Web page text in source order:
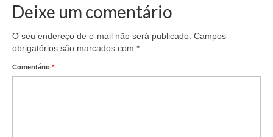
EMPRESAS
Boletos
Deixe um comentário
O seu endereço de e-mail não será publicado. Campos
obrigatórios são marcados com *
Comentário *